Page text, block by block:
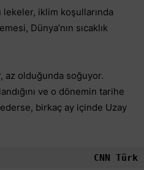
lekeler, iklim koşullarında
Dünya’nın sıcaklık
az olduğunda soğuyor.
ve o dönemin tarihe
birkaç ay içinde Uzay
CNN Türk